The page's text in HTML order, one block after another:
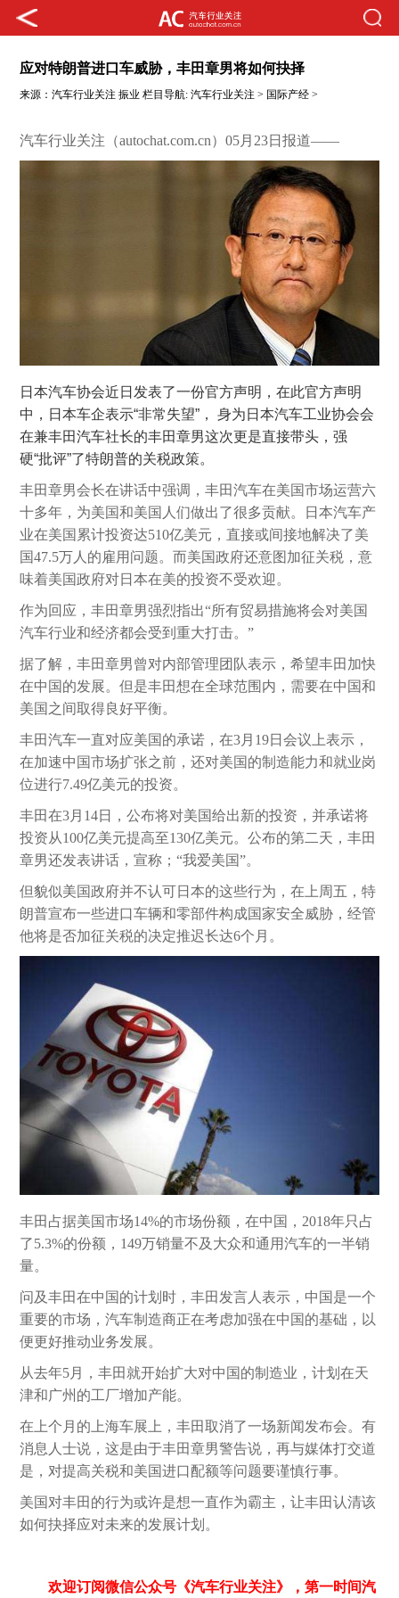
应对特朗普进口车威胁，丰田章男将如何抉择
来源：汽车行业关注 振业 栏目导航:汽车行业关注 > 国际产经 >
汽车行业关注（autochat.com.cn）05月23日报道——
日本汽车协会近日发表了一份官方声明，在此官方声明
中，日本车企表示“非常失望” ，
身为日本汽车工业协会会
在兼丰田汽车社长的丰田章男这次更是直接带头，强
硬“批评”了特朗普的关税政策。
丰田章男会长在讲话中强调，丰田汽车在美国市场运营六
十多年，为美国和美国人们做出了很多贡献。日本汽车产
业在美国累计投资达510亿美元，直接或间接地解决了美
国47.5万人的雇用问题。而美国政府还意图加征关税，意
味着美国政府对日本在美的投资不受欢迎。
作为回应，丰田章男强烈指出“所有贸易措施将会对美国
汽车行业和经济都会受到重大打击。”
据了解，丰田章男曾对内部管理团队表示，希望丰田加快
在中国的发展。但是丰田想在全球范围内，需要在中国和
美国之间取得良好平衡。
丰田汽车一直对应美国的承诺，在3月 19日会议上表示，
在加速中国市场扩张之前，还对美国的制造能力和就业岗
位进行7.49亿美元的投资。
丰田在3月 14日，公布将对美国给出新的投资，并承诺将
投资从100亿美元提高至130亿美元。公布的第二天，丰田
章男还发表讲话，宣称；“我爱美国”。
但貌似美国政府并不认可日本的这些行为，在上周五，特
朗普宣布一些进口车辆和零部件构成国家安全威胁，经管
他将是否加征关税的决定推迟长达6个月。
丰田占据美国市场14%的市场份额，在中国， 2018年只占
了5.3%的份额， 149万销量不及大众和通用汽车的一半销
量。
问及丰田在中国的计划时，丰田发言人表示，中国是一个
重要的市场，汽车制造商正在考虑加强在中国的基础，以
便更好推动业务发展。
从去年5月，丰田就开始扩大对中国的制造业，计划在天
津和广州的工厂增加产能。
在上个月的上海车展上，丰田取消了一场新闻发布会。有
消息人士说，这是由于丰田章男警告说，再与媒体打交道
是，对提高关税和美国进口配额等问题要谨慎行事。
美国对丰田的行为或许是想一直作为霸主，让丰田认清该
如何抉择应对未来的发展计划。
欢迎订阅微信公众号《汽车行业关注》，第一时间汽